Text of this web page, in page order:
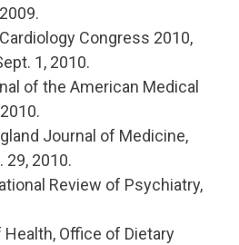
Congress 2010,
1, 2010.
of the American Medical
Journal of Medicine,
29, 2010.
Review of Psychiatry,
Office of Dietary